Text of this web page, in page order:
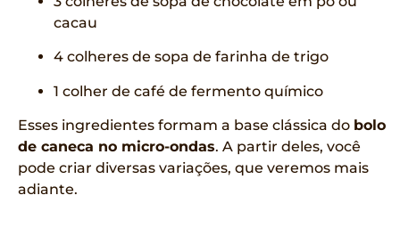
cacau
4 colheres de sopa de farinha de trigo
1 colher de café de fermento químico
Esses ingredientes formam a base clássica do bolo
de caneca no micro-ondas. A partir deles, você
pode criar diversas variações, que veremos mais
adiante.